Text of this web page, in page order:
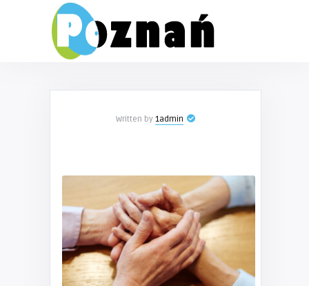
Written by 1admin